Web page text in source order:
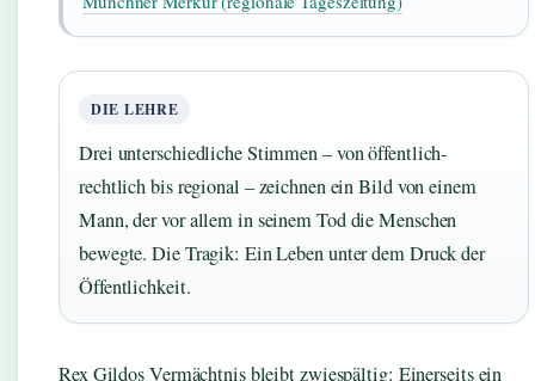
DIE LEHRE
Drei unterschiedliche Stimmen – von öffentlich-
rechtlich bis regional – zeichnen ein Bild von einem
Mann, der vor allem in seinem Tod die Menschen
bewegte. Die Tragik: Ein Leben unter dem Druck der
Öffentlichkeit.
Rex Gildos Vermächtnis bleibt zwiespältig: Einerseits ein